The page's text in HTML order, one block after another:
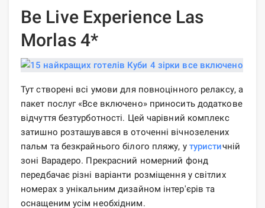
Be Live Experience Las
Morlas 4*
Тут створені всі умови для повноцінного релаксу, а
пакет послуг «Все включено» приносить додаткове
відчуття безтурботності. Цей чарівний комплекс
затишно розташувався в оточенні вічнозелених
пальм та безкрайнього білого пляжу, у туристичній
зоні Варадеро. Прекрасний номерний фонд
передбачає різні варіанти розміщення у світлих
номерах з унікальним дизайном інтер'єрів та
оснащеним усім необхідним.